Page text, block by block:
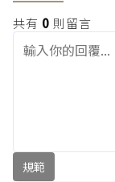
共有 0 則留言
規範